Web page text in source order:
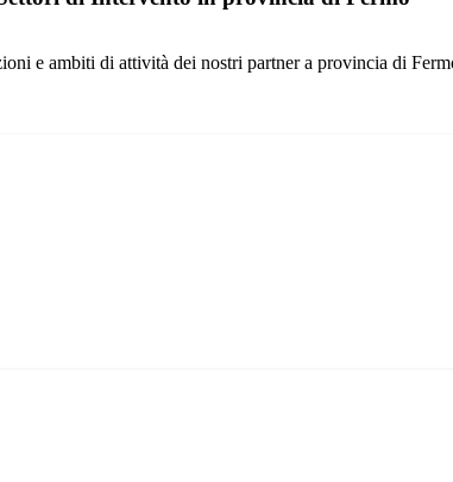
e ambiti di attività dei nostri partner a provincia di